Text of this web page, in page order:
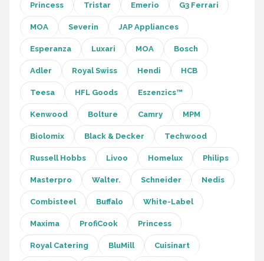
Princess Tristar Emerio G3 Ferrari
MOA Severin JAP Appliances
Esperanza Luxari MOA Bosch
Adler Royal Swiss Hendi HCB
Teesa HFL Goods Eszenzics™
Kenwood Bolture Camry MPM
Biolomix Black & Decker Techwood
Russell Hobbs Livoo Homelux Philips
Masterpro Walter. Schneider Nedis
Combisteel Buffalo White-Label
Maxima ProfiCook Princess
Royal Catering BluMill Cuisinart